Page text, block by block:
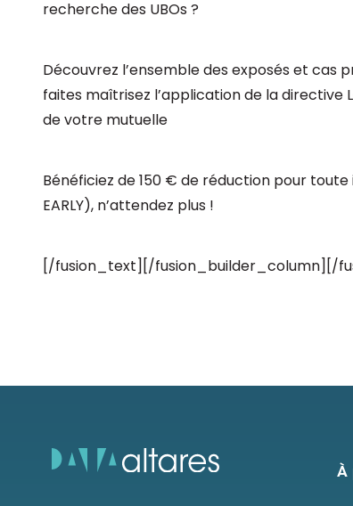
recherche des UBOs ?
Découvrez l’ensemble des exposés et
faites maîtrisez l’application de la directive
de votre mutuelle
Bénéficiez de 150 € de réduction pour
EARLY), n’attendez plus !
[/fusion_text][/fusion_builder_column][/
À